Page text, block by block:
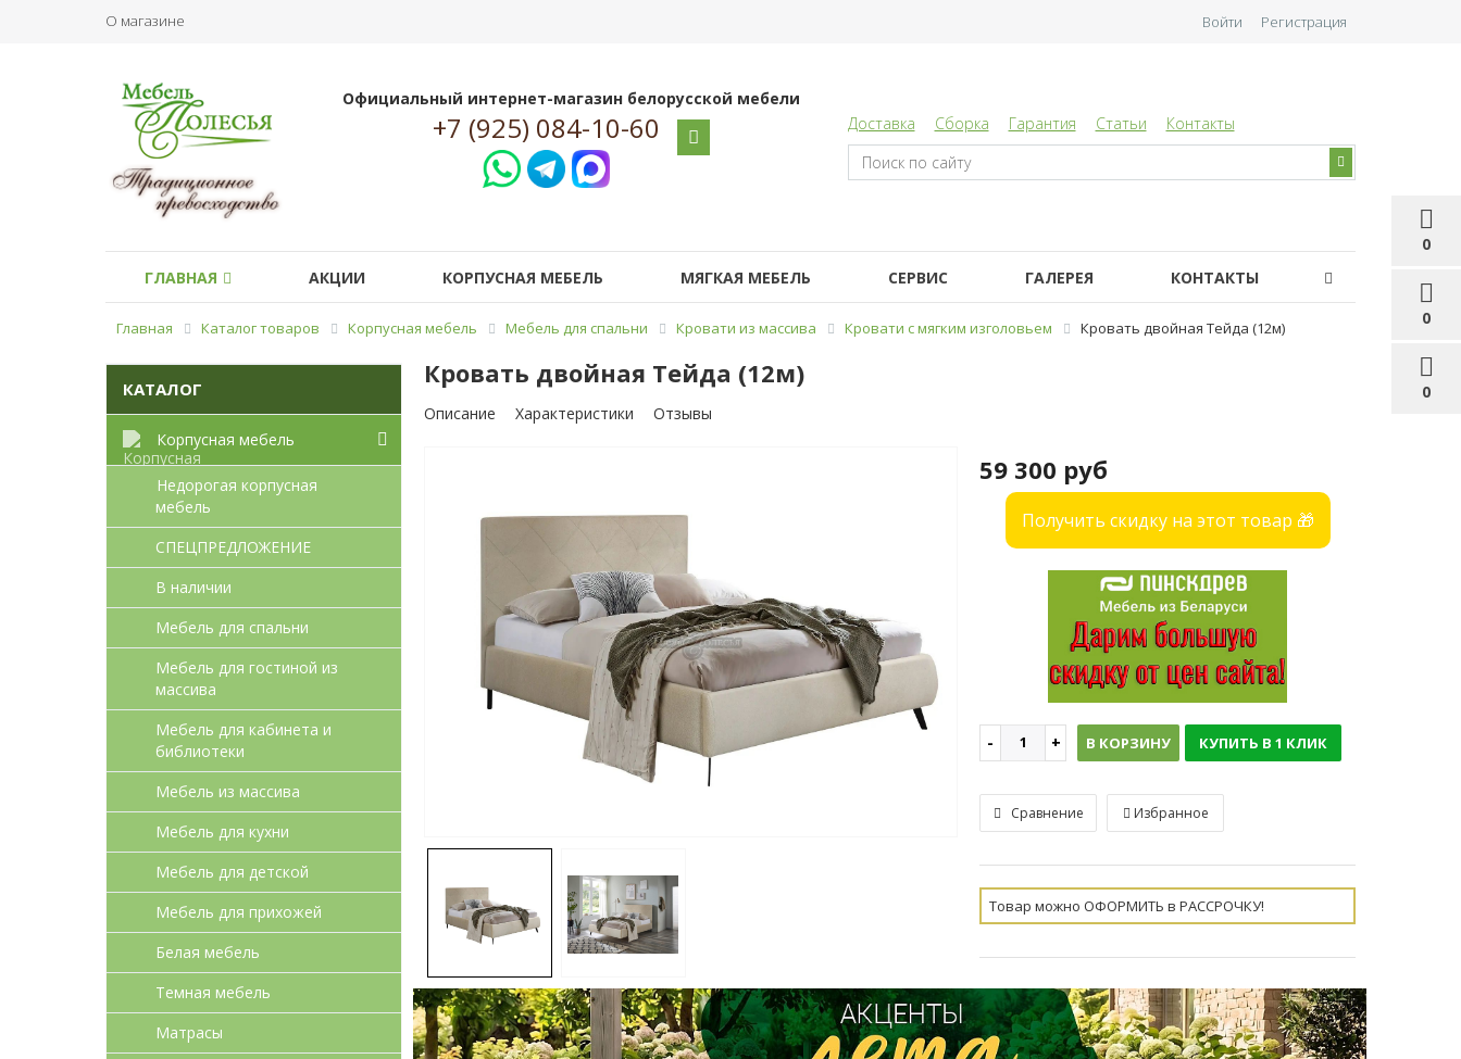
О магазине
0
0
0
Войти Регистрация
Официальный интернет-магазин белорусской мебели
+7 (925) 084-10-60 Доставка Сборка Гарантия Статьи Контакты
ГЛАВНАЯ АКЦИИ КОРПУСНАЯ МЕБЕЛЬ МЯГКАЯ МЕБЕЛЬ СЕРВИС ГАЛЕРЕЯ КОНТАКТЫ
Главная Каталог товаров Корпусная мебель Мебель для спальни Кровати из массива Кровати с мягким изголовьем Кровать двойная Тейда (12м)
КАТАЛОГ
Корпусная мебель
Недорогая корпусная
мебель
СПЕЦПРЕДЛОЖЕНИЕ
В наличии
Мебель для спальни
Мебель для гостиной из
массива
Мебель для кабинета и
библиотеки
Мебель из массива
Мебель для кухни
Мебель для детcкой
Мебель для прихожей
Белая мебель
Темная мебель
Матрасы
Кровать двойная Тейда (12м)
Описание Характеристики Отзывы
59 300 руб
Получить скидку на этот товар 🎁
В КОРЗИНУ КУПИТЬ В 1 КЛИК
Сравнение Избранное
Товар можно ОФОРМИТЬ в РАССРОЧКУ!